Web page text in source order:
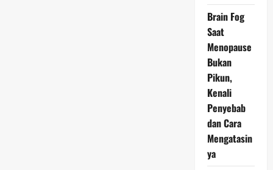
Brain Fog
Saat
Menopause
Bukan
Pikun,
Kenali
Penyebab
dan Cara
Mengatasin
ya